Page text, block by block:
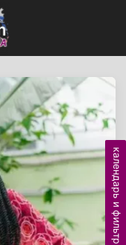
календарь и фильтр